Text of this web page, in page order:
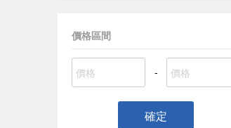
價格區間
-
確定